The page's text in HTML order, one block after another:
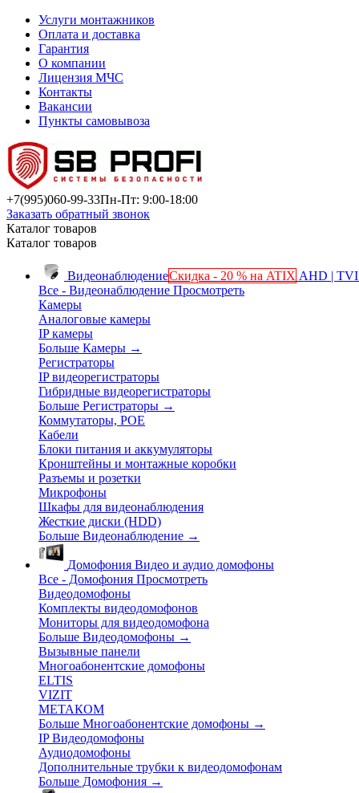
Услуги монтажников
Оплата и доставка
Гарантия
О компании
Лицензия МЧС
Контакты
Вакансии
Пункты самовывоза
+7(995)060-99-33Пн-Пт: 9:00-18:00
Заказать обратный звонок
Каталог товаров
Каталог товаров
ВидеонаблюдениеСкидка - 20 % на ATIX AHD |
Все - Видеонаблюдение Просмотреть
Камеры
Аналоговые камеры
IP камеры
Больше Камеры →
Регистраторы
IP видеорегистраторы
Гибридные видеорегистраторы
Больше Регистраторы →
Коммутаторы, POE
Кабели
Блоки питания и аккумуляторы
Кронштейны и монтажные коробки
Разъемы и розетки
Микрофоны
Шкафы для видеонаблюдения
Жесткие диски (HDD)
Больше Видеонаблюдение →
Домофония Видео и аудио домофоны
Все - Домофония Просмотреть
Видеодомофоны
Комплекты видеодомофонов
Мониторы для видеодомофона
Больше Видеодомофоны →
Вызывные панели
Многоабонентские домофоны
ELTIS
VIZIT
МЕТАКОМ
Больше Многоабонентские домофоны →
IP Видеодомофоны
Аудиодомофоны
Дополнительные трубки к видеодомофонам
Больше Домофония →